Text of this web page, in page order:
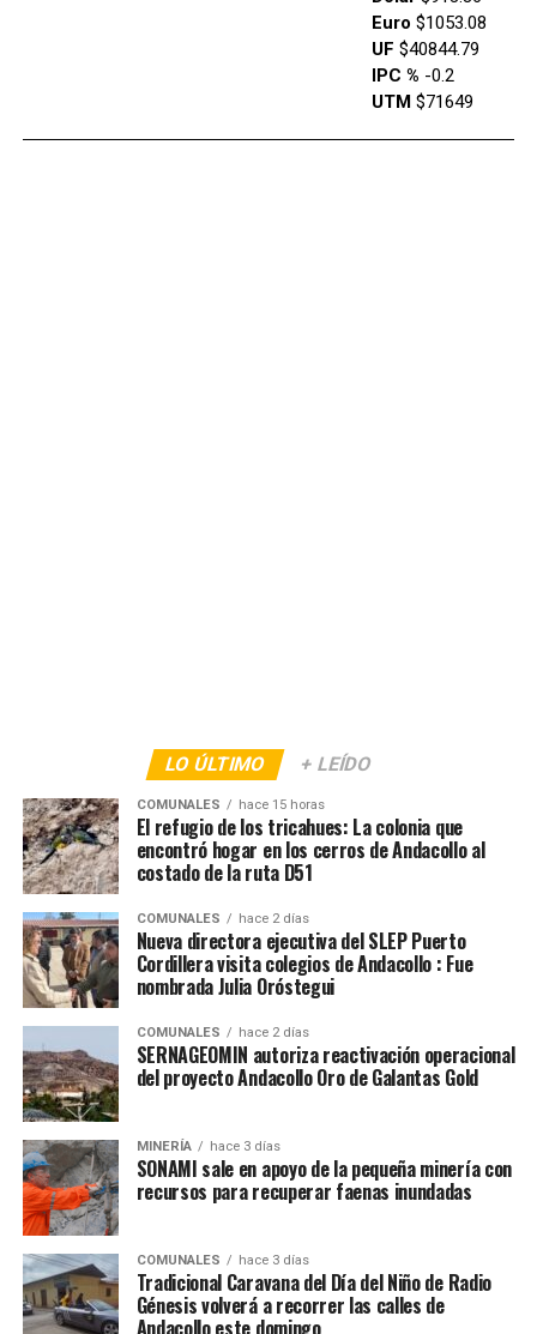
Euro $1053.08
UF $40844.79
IPC % -0.2
UTM$71649
LO ÚLTIMO + LEÍDO
COMUNALES hace 15 horas
El refugio de los tricahues: La colonia que
encontró hogar en los cerros de Andacollo al
costado de la ruta D51
COMUNALES hace 2 días
Nueva directora ejecutiva del SLEP Puerto
Cordillera visita colegios de Andacollo : Fue
nombrada Julia Oróstegui
COMUNALES hace 2 días
SERNAGEOMIN autoriza reactivación operacional
del proyecto Andacollo Oro de Galantas Gold
MINERÍA hace 3 días
SONAMI sale en apoyo de la pequeña minería con
recursos para recuperar faenas inundadas
COMUNALES hace 3 días
Tradicional Caravana del Día del Niño de Radio
Génesis volverá a recorrer las calles de
Andacollo este domingo